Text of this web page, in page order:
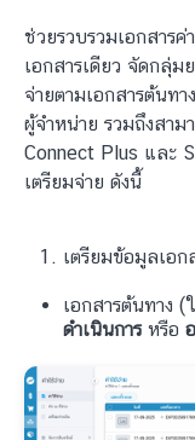
ช่วยรวบรวมเอกสาร
เอกสารเดียว จัดกลุ่
จ่ายตามเอกสารต้นทา
ผู้จำหน่าย รวมถึงสา
Connect Plus และ
เตรียมจ่าย ดังนี้
เตรียมข้อมูลเอก
เอกสารต้นทาง
ดำเนินการหรือ